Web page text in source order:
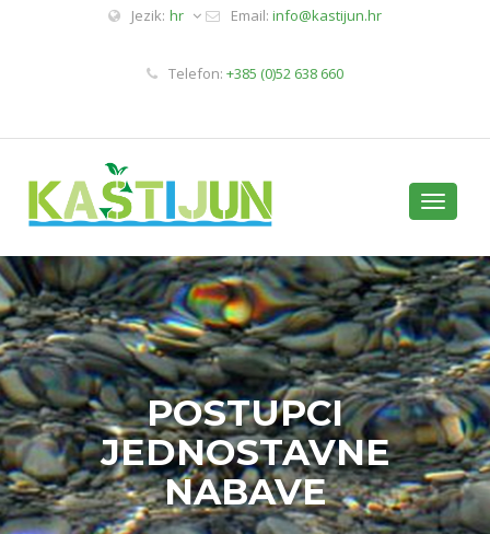
Jezik: hr Email: info@kastijun.hr
Telefon: +385 (0)52 638 660
Toggle
POSTUPCI
JEDNOSTAVNE
NABAVE